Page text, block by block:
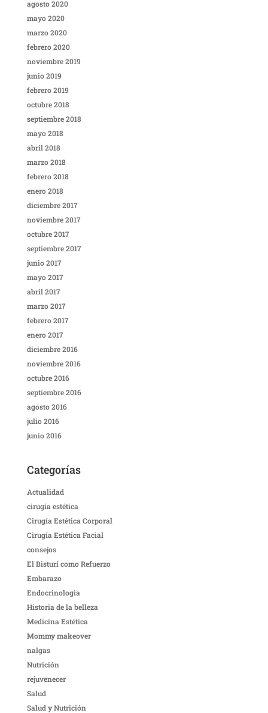
agosto 2020
mayo 2020
marzo 2020
febrero 2020
noviembre 2019
junio 2019
febrero 2019
octubre 2018
septiembre 2018
mayo 2018
abril 2018
marzo 2018
febrero 2018
enero 2018
diciembre 2017
noviembre 2017
octubre 2017
septiembre 2017
junio 2017
mayo 2017
abril 2017
marzo 2017
febrero 2017
enero 2017
diciembre 2016
noviembre 2016
octubre 2016
septiembre 2016
agosto 2016
julio 2016
junio 2016
Categorías
Actualidad
cirugía estética
Cirugía Estética Corporal
Cirugía Estética Facial
consejos
El Bisturí como Refuerzo
Embarazo
Endocrinologia
Historia de la belleza
Medicina Estética
Mommy makeover
nalgas
Nutrición
rejuvenecer
Salud
Salud y Nutrición